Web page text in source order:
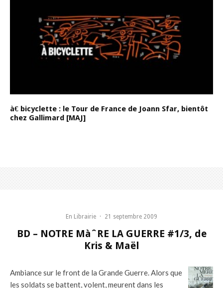
à€ bicyclette : le Tour de France de Joann Sfar, bientôt
chez Gallimard [MAJ]
En Librairie · 21 septembre 2009
BD – NOTRE MàˆRE LA GUERRE #1/3, de
Kris & Maël
Ambiance sur le front de la Grande Guerre. Alors que
les soldats se battent, volent, meurent dans les